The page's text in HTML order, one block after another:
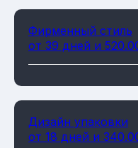
Фирменный стиль
от 39 дней и
Дизайн упаковки
от 18 дней и